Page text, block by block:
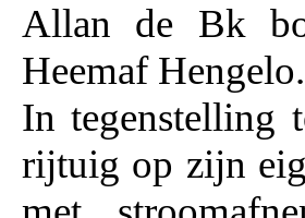
Allan de Bk
Heemaf Hengelo.
In tegenstelling
rijtuig op zijn